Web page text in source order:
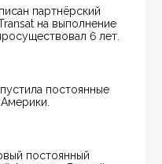
партнёрский
на выполнение
6 лет.
постоянные
постоянный